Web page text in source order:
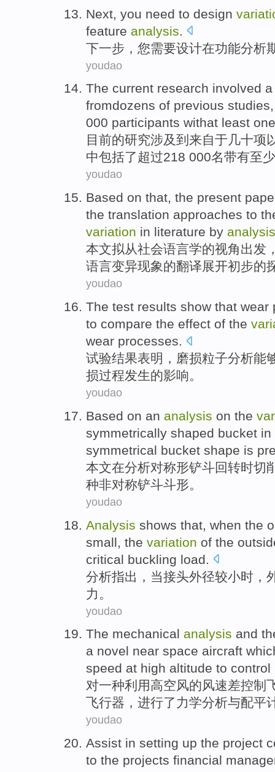
Next you need to design
feature analysis
下一步 ， 您需要设计在功能分析
youdao
The current research involved
fromdozens of previous studies
000 participants withat least
目前的研究涉及到来自于 几十项
中包括了超过218 000名带有至少
youdao
Based on that, the present
the translation approaches to
variation in literature by analysis
本文拟从社会语言学的视角出发
语言变异现象的翻译展开初步的
youdao
The test results show that wear
to compare the effect of the
wear processes.
试验结果表明 ， 磨损粒子分析能
损过程发生的影响。
youdao
Based on an analysis on the
symmetrically shaped bucket in
symmetrical bucket shape is
本文在分析对称形铲斗回转时切
种非对称铲斗斗形。
youdao
Analysis shows that when the
small , the variation of the
critical buckling load
分析指出 ， 当接头外径较小时 ，
力。
youdao
The mechanical analysis and
a novel near space aircraft
speed at high altitude to control
对一种利用高空风的风速差控制
飞行器 ， 进行了力学分析与配平
youdao
Assist in setting up the project
to the projects financial